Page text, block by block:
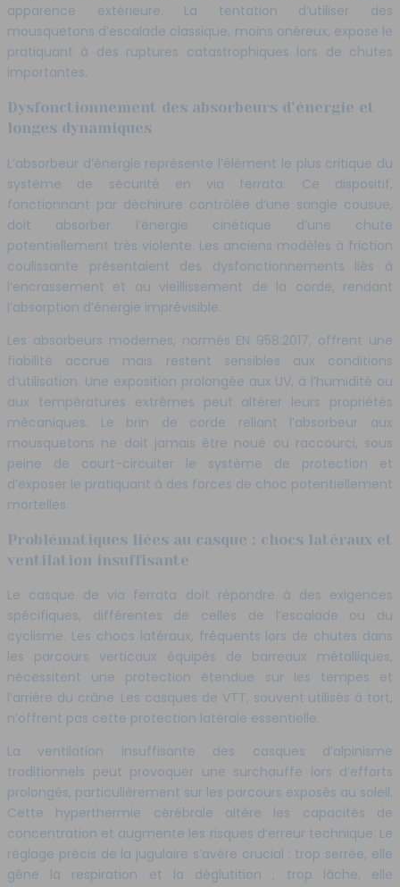
apparence extérieure. La tentation d’utiliser des
mousquetons d’escalade classique, moins onéreux, expose le
pratiquant à des ruptures catastrophiques lors de chutes
importantes.
Dysfonctionnement des absorbeurs d’énergie et
longes dynamiques
L’absorbeur d’énergie représente l’élément le plus critique du
système de sécurité en via ferrata. Ce dispositif,
fonctionnant par déchirure contrôlée d’une sangle cousue,
doit absorber l’énergie cinétique d’une chute
potentiellement très violente. Les anciens modèles à friction
coulissante présentaient des dysfonctionnements liés à
l’encrassement et au vieillissement de la corde, rendant
l’absorption d’énergie imprévisible.
Les absorbeurs modernes, normés EN 958:2017, offrent une
fiabilité accrue mais restent sensibles aux conditions
d’utilisation. Une exposition prolongée aux UV, à l’humidité ou
aux températures extrêmes peut altérer leurs propriétés
mécaniques. Le brin de corde reliant l’absorbeur aux
mousquetons ne doit jamais être noué ou raccourci, sous
peine de court-circuiter le système de protection et
d’exposer le pratiquant à des forces de choc potentiellement
mortelles.
Problématiques liées au casque : chocs latéraux et
ventilation insuffisante
Le casque de via ferrata doit répondre à des exigences
spécifiques, différentes de celles de l’escalade ou du
cyclisme. Les chocs latéraux, fréquents lors de chutes dans
les parcours verticaux équipés de barreaux métalliques,
nécessitent une protection étendue sur les tempes et
l’arrière du crâne. Les casques de VTT, souvent utilisés à tort,
n’offrent pas cette protection latérale essentielle.
La ventilation insuffisante des casques d’alpinisme
traditionnels peut provoquer une surchauffe lors d’efforts
prolongés, particulièrement sur les parcours exposés au soleil.
Cette hyperthermie cérébrale altère les capacités de
concentration et augmente les risques d’erreur technique. Le
réglage précis de la jugulaire s’avère crucial : trop serrée, elle
gêne la respiration et la déglutition ; trop lâche, elle